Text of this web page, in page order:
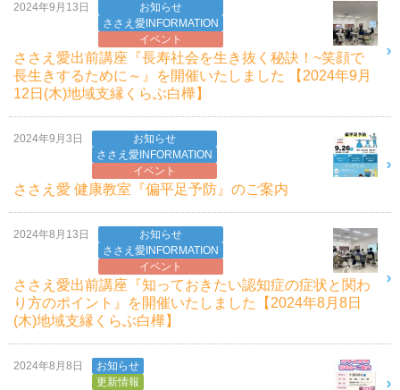
2024年9月13日
お知らせ
ささえ愛INFORMATION
イベント
ささえ愛出前講座『長寿社会を生き抜く秘訣！~笑顔で
長生きするために～』を開催いたしました 【2024年9月
12日(木)地域支縁くらぶ白樺】
2024年9月3日
お知らせ
ささえ愛INFORMATION
イベント
ささえ愛 健康教室『偏平足予防』のご案内
2024年8月13日
お知らせ
ささえ愛INFORMATION
イベント
ささえ愛出前講座『知っておきたい認知症の症状と関わ
り方のポイント』を開催いたしました【2024年8月8日
(木)地域支縁くらぶ白樺】
2024年8月8日
お知らせ
更新情報